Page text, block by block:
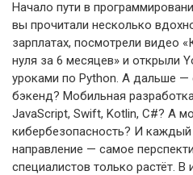
Начало пути в
вы прочитали несколько
зарплатах, посмотрели видео
нуля за 6 месяцев» и открыли
уроками по Python. А дальше —
бэкенд? Мобильная
JavaScript, Swift, Kotlin, C#? А
кибербезопасность? И каждый
направление — самое
специалистов только растёт. В